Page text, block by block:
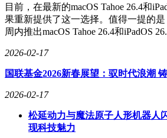
目前，在最新的macOS Tahoe 26.4和
果重新提供了这一选择。值得一提的
周内推出macOS Tahoe 26.4和iPadOS
2026-02-17
国联基金2026新春展望：驭时代浪潮
2026-02-17
松延动力与魔法原子人形机器人
现科技魅力